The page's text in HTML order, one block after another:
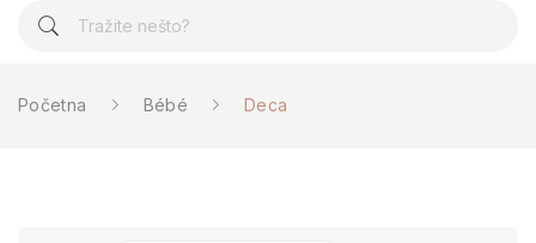
Početna Bébé Deca